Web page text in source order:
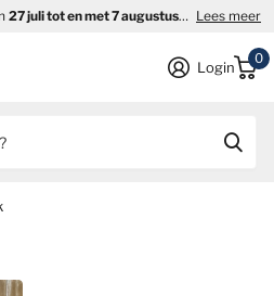
27 juli tot en met 7 augustusis ons bedrijf
Lees meer
Login
0